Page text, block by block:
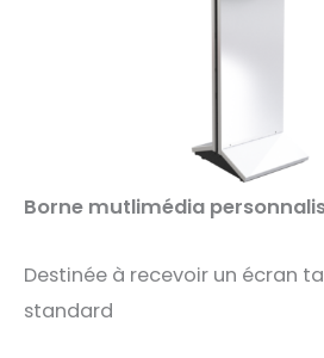
Borne mutlimédia
Destinée à recevoir un écran
standard